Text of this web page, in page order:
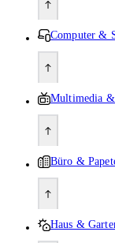
Computer &
Multimedia
Büro &
Haus &